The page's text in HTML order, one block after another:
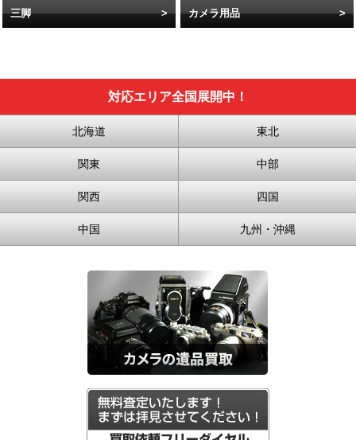
三脚 カメラ用品
対応エリア全国展開中！
北海道 東北
関東 中部
関西 四国
中国 九州・沖縄